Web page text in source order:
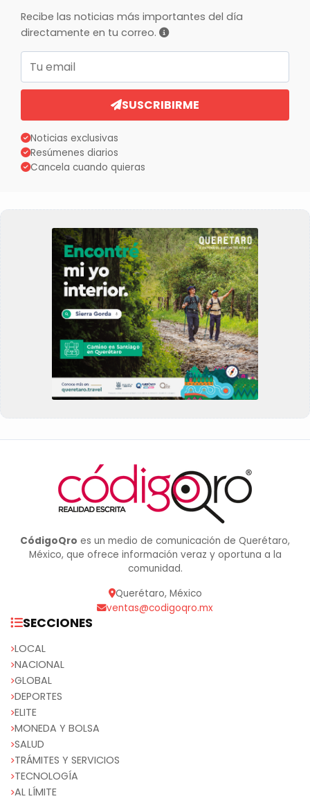
Recibe las noticias más importantes del día
directamente en tu correo.
Correo electrónico
SUSCRIBIRME
Noticias exclusivas
Resúmenes diarios
Cancela cuando quieras
CódigoQro es un medio de comunicación de Querétaro,
México, que ofrece información veraz y oportuna a la
comunidad.
Querétaro, México
ventas@codigoqro.mx
SECCIONES
LOCAL
NACIONAL
GLOBAL
DEPORTES
ELITE
MONEDA Y BOLSA
SALUD
TRÁMITES Y SERVICIOS
TECNOLOGÍA
AL LÍMITE